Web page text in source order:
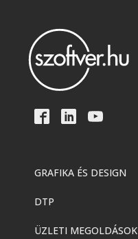
GRAFIKA ÉS DESIGN
DTP
ÜZLETI MEGOLDÁSOK